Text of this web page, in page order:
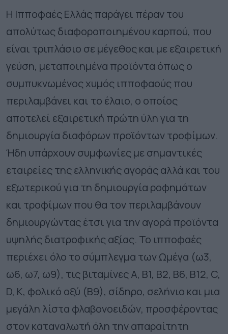
Η Ιπποφαές Ελλάς παράγει πέραν του
απολύτως διαφοροποιημένου καρπού, που
είναι τριπλάσιο σε μέγεθος και με εξαιρετική
γεύση, μεταποιημένα προϊόντα όπως ο
συμπυκνωμένος χυμός ιπποφαούς που
περιλαμβάνει και το έλαιο, ο οποίος
αποτελεί εξαιρετική πρώτη ύλη για τη
δημιουργία διαφόρων προϊόντων τροφίμων.
Ήδη υπάρχουν συμφωνίες με σημαντικές
εταιρείες της ελληνικής αγοράς αλλά και του
εξωτερικού για τη δημιουργία ροφημάτων
και τροφίμων που θα τον περιλαμβάνουν
δημιουργώντας έτσι για την αγορά προϊόντα
υψηλής διατροφικής αξίας. Το ιπποφαές
περιέχει όλο το σύμπλεγμα των Ωμέγα (ω3,
ω6, ω7, ω9), τις βιταμίνες Α, Β1, Β2, Β6, Β12, C,
D, K, φολικό οξύ (Β9), σίδηρο, σελήνιο και μια
μεγάλη λίστα φλαβονοειδών, προσφέροντας
στον καταναλωτή όλη την απαραίτητη